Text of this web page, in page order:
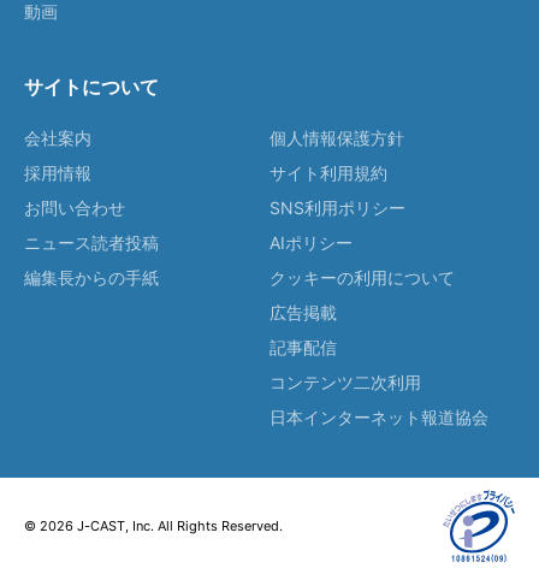
動画
サイトについて
会社案内
採用情報
お問い合わせ
ニュース読者投稿
編集長からの手紙
個人情報保護方針
サイト利用規約
SNS利用ポリシー
AIポリシー
クッキーの利用について
広告掲載
記事配信
コンテンツ二次利用
日本インターネット報道協会
© 2026 J-CAST, Inc. All Rights Reserved.